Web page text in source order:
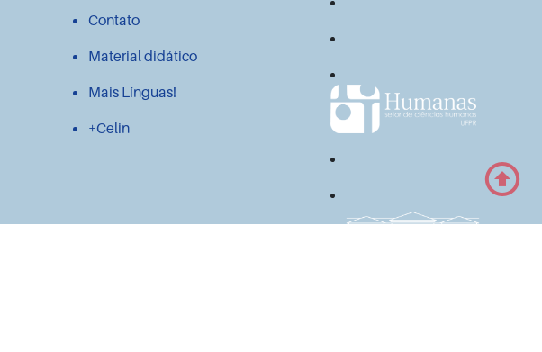
Contato
Material didático
Mais Línguas!
+Celin